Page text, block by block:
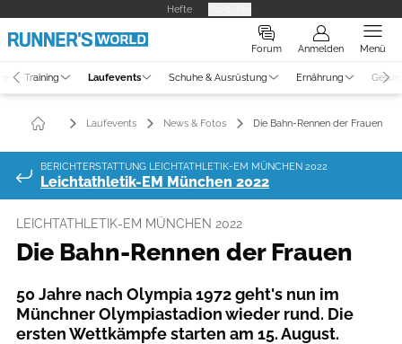
Hefte
Forum Anmelden Menü
Training Laufevents Schuhe & Ausrüstung Ernährung
Laufevents News & Fotos Die Bahn-Rennen der Frauen
BERICHTERSTATTUNG LEICHTATHLETIK-EM MÜNCHEN 2022
Leichtathletik-EM München 2022
LEICHTATHLETIK-EM MÜNCHEN 2022
Die Bahn-Rennen der Frauen
50 Jahre nach Olympia 1972 geht's nun im
Münchner Olympiastadion wieder rund. Die
ersten Wettkämpfe starten am 15. August.